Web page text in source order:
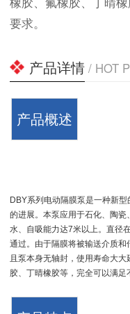
要求。
产品详情 / HOT
产品概述
DBY系列电动隔膜泵是一种新
的进展。本泵应用于石化、陶瓷
水、自吸能力达7米以上。直径
通过。由于隔膜将被输送介质和
且泵本身无轴封，使用寿命大
胶、丁晴橡胶等，完全可以满足